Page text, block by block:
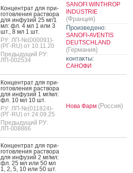
Кон­цен­трат для при­
готов­ле­ния рас­тво­ра
для ин­фу­зий 25 мг/1
мл: фл. 4 мл 1 или 3
шт., 8 мл 1 шт.
РУ: ЛП-№(000091)-
(РГ-RU) от 10.11.20
Предыдущий РУ:
ЛП-002534
SANOFI WINTHROP
INDUSTRIE
(Франция)
Произведено:
SANOFI-AVENTIS
DEUTSCHLAND
(Германия)
контакты:
САНОФИ
Кон­цен­трат для при­
готов­ле­ния рас­тво­ра
для ин­фу­зий 1 мг/мл:
фл. 10 мл 10 шт.
РУ: ЛП-№(011824)-
(РГ-RU) от 24.09.25
Предыдущий РУ:
ЛП-008866
Нова Фарм (Россия)
Кон­цен­трат для при­
готов­ле­ния рас­тво­ра
для ин­фу­зий 2 мг/мл:
фл. 25 мл или 50 мл
1, 2, 5, 10 или 50 шт.